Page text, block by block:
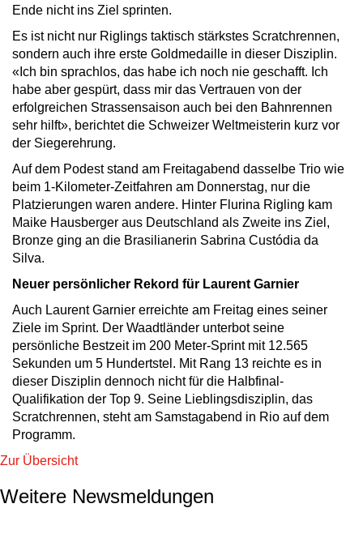
Ende nicht ins Ziel sprinten.
Es ist nicht nur Riglings taktisch stärkstes Scratchrennen,
sondern auch ihre erste Goldmedaille in dieser Disziplin.
«Ich bin sprachlos, das habe ich noch nie geschafft. Ich
habe aber gespürt, dass mir das Vertrauen von der
erfolgreichen Strassensaison auch bei den Bahnrennen
sehr hilft», berichtet die Schweizer Weltmeisterin kurz vor
der Siegerehrung.
Auf dem Podest stand am Freitagabend dasselbe Trio wie
beim 1-Kilometer-Zeitfahren am Donnerstag, nur die
Platzierungen waren andere. Hinter Flurina Rigling kam
Maike Hausberger aus Deutschland als Zweite ins Ziel,
Bronze ging an die Brasilianerin Sabrina Custódia da
Silva.
Neuer persönlicher Rekord für Laurent Garnier
Auch Laurent Garnier erreichte am Freitag eines seiner
Ziele im Sprint. Der Waadtländer unterbot seine
persönliche Bestzeit im 200 Meter-Sprint mit 12.565
Sekunden um 5 Hundertstel. Mit Rang 13 reichte es in
dieser Disziplin dennoch nicht für die Halbfinal-
Qualifikation der Top 9. Seine Lieblingsdisziplin, das
Scratchrennen, steht am Samstagabend in Rio auf dem
Programm.
Zur Übersicht
Weitere Newsmeldungen